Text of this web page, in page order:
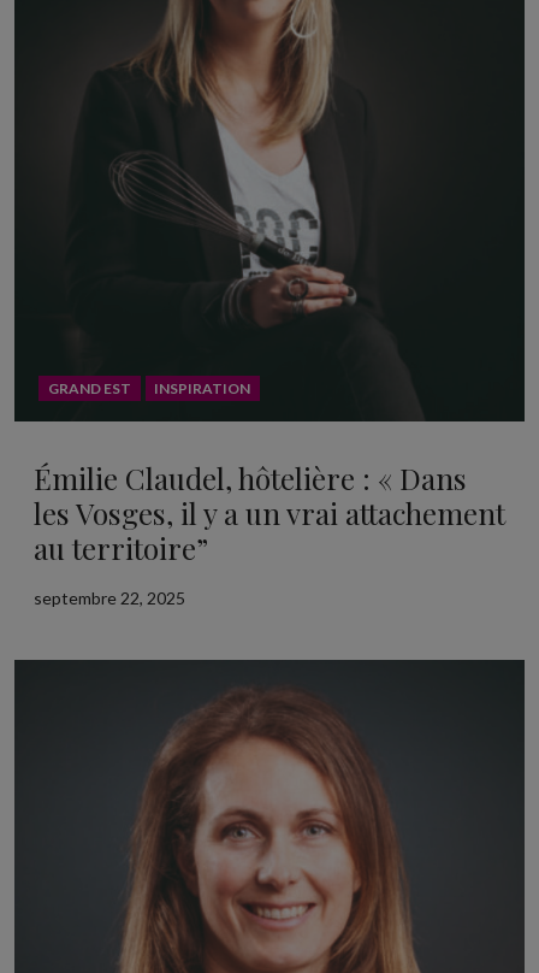
GRAND EST INSPIRATION
Émilie Claudel, hôtelière : « Dans
les Vosges, il y a un vrai attachement
au territoire”
septembre 22, 2025